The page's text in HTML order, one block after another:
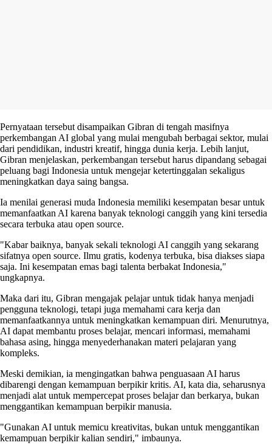
Pernyataan tersebut disampaikan Gibran di tengah masifnya
perkembangan AI global yang mulai mengubah berbagai sektor, mulai
dari pendidikan, industri kreatif, hingga dunia kerja. Lebih lanjut,
Gibran menjelaskan, perkembangan tersebut harus dipandang sebagai
peluang bagi Indonesia untuk mengejar ketertinggalan sekaligus
meningkatkan daya saing bangsa.
Ia menilai generasi muda Indonesia memiliki kesempatan besar untuk
memanfaatkan AI karena banyak teknologi canggih yang kini tersedia
secara terbuka atau open source.
"Kabar baiknya, banyak sekali teknologi AI canggih yang sekarang
sifatnya open source. Ilmu gratis, kodenya terbuka, bisa diakses siapa
saja. Ini kesempatan emas bagi talenta berbakat Indonesia,"
ungkapnya.
Maka dari itu, Gibran mengajak pelajar untuk tidak hanya menjadi
pengguna teknologi, tetapi juga memahami cara kerja dan
memanfaatkannya untuk meningkatkan kemampuan diri. Menurutnya,
AI dapat membantu proses belajar, mencari informasi, memahami
bahasa asing, hingga menyederhanakan materi pelajaran yang
kompleks.
Meski demikian, ia mengingatkan bahwa penguasaan AI harus
dibarengi dengan kemampuan berpikir kritis. AI, kata dia, seharusnya
menjadi alat untuk mempercepat proses belajar dan berkarya, bukan
menggantikan kemampuan berpikir manusia.
"Gunakan AI untuk memicu kreativitas, bukan untuk menggantikan
kemampuan berpikir kalian sendiri," imbaunya.